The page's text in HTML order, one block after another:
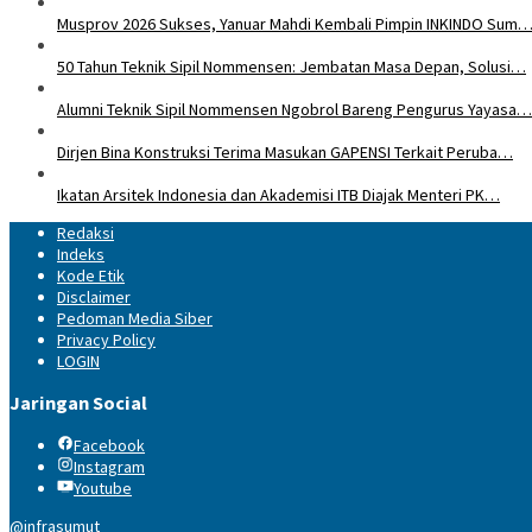
Musprov 2026 Sukses, Yanuar Mahdi Kembali Pimpin INKINDO Sum…
50 Tahun Teknik Sipil Nommensen: Jembatan Masa Depan, Solusi…
Alumni Teknik Sipil Nommensen Ngobrol Bareng Pengurus Yayasa…
Dirjen Bina Konstruksi Terima Masukan GAPENSI Terkait Peruba…
Ikatan Arsitek Indonesia dan Akademisi ITB Diajak Menteri PK…
Redaksi
Indeks
Kode Etik
Disclaimer
Pedoman Media Siber
Privacy Policy
LOGIN
Jaringan Social
Facebook
Instagram
Youtube
@infrasumut